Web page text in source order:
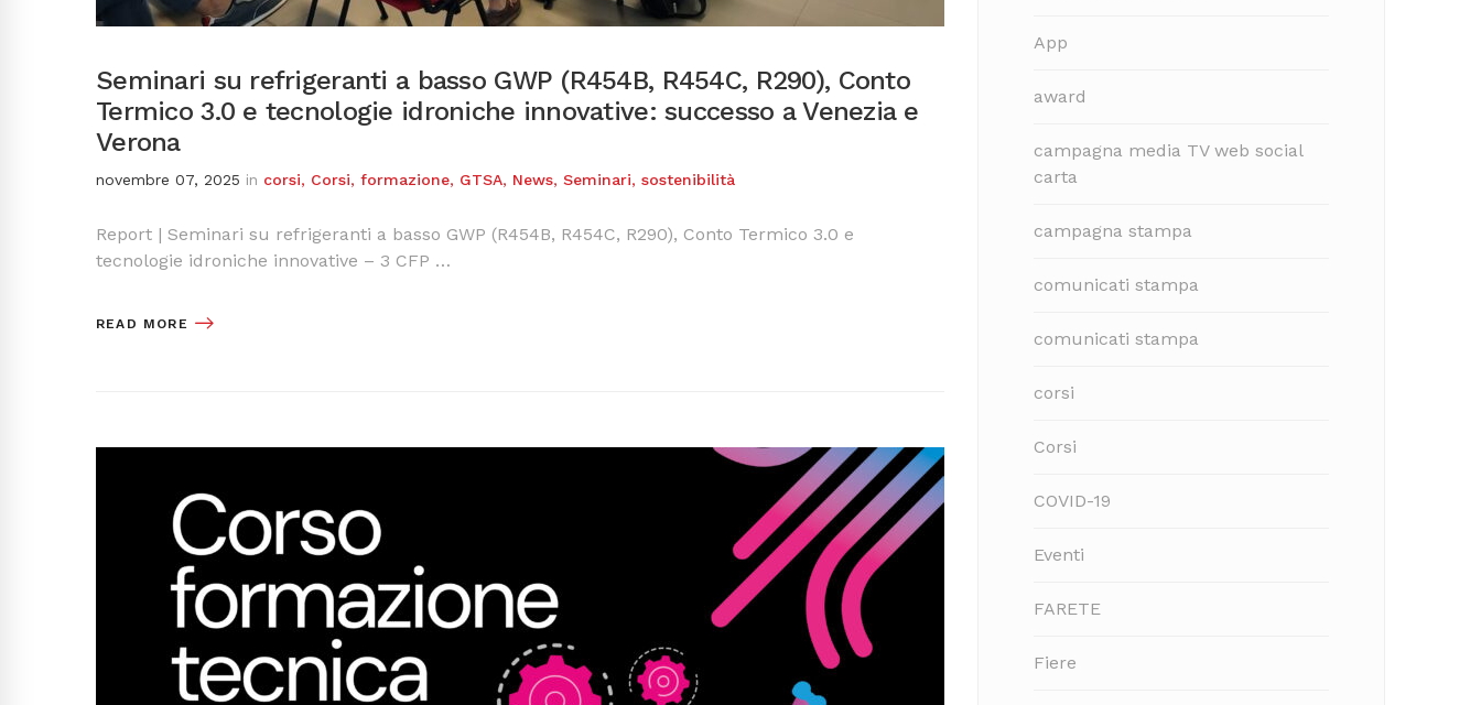
Seminari su refrigeranti a basso GWP (R454B, R454C, R290), Conto
Termico 3.0 e tecnologie idroniche innovative: successo a Venezia e
Verona
novembre 07, 2025 in corsi, Corsi, formazione, GTSA, News, Seminari, sostenibilità
Report | Seminari su refrigeranti a basso GWP (R454B, R454C, R290), Conto Termico 3.0 e
tecnologie idroniche innovative – 3 CFP …
READ MORE
App
award
campagna media TV web social
carta
campagna stampa
comunicati stampa
comunicati stampa
corsi
Corsi
COVID-19
Eventi
FARETE
Fiere